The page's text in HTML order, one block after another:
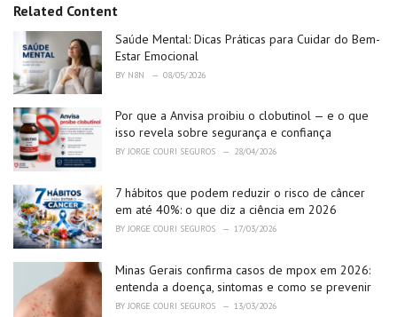
r
:
:Related Content
Saúde Mental: Dicas Práticas para Cuidar do Bem-
Estar Emocional
BY N8N 08/05/2026
Por que a Anvisa proibiu o clobutinol — e o que
isso revela sobre segurança e confiança
BY JORGE COURI SEGUROS 28/04/2026
7 hábitos que podem reduzir o risco de câncer
em até 40%: o que diz a ciência em 2026
BY JORGE COURI SEGUROS 17/03/2026
Minas Gerais confirma casos de mpox em 2026:
entenda a doença, sintomas e como se prevenir
BY JORGE COURI SEGUROS 13/03/2026